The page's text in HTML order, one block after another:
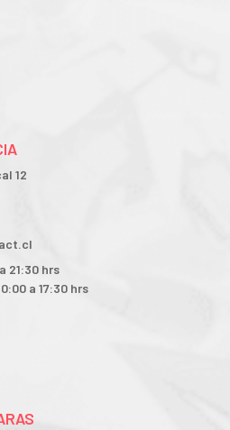
12
21:30 hrs
a 17:30 hrs